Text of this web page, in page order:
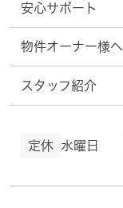
安心サポート
物件オーナー様へ
スタッフ紹介
定休 水曜日